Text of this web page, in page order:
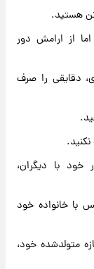
هستید.
از ارامش دور
دقایقی را صرف
با دیگران،
با خانواده خود
متولدشده خود،